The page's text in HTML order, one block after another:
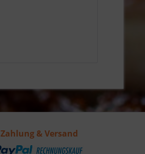
Zahlung & Versand